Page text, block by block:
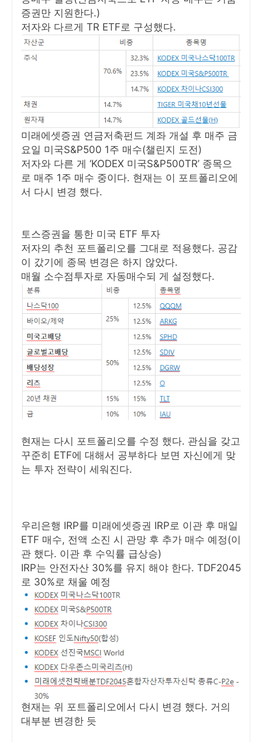
증권만 지원한다.)
저자와 다르게 TR ETF로 구성했다.
미래에셋증권 연금저축펀드 계좌 개설 후 매주 금
요일 미국S&P500 1주 매수(챌린지 도전)
저자와 다른 게 ‘KODEX 미국S&P500TR’ 종목으
로 매주 1주 매수 중이다. 현재는 이 포트폴리오에
서 다시 변경 했다.
토스증권을 통한 미국 ETF 투자
저자의 추천 포트폴리오를 그대로 적용했다. 공감
이 갔기에 종목 변경은 하지 않았다.
매월 소수점투자로 자동매수되 게 설정했다.
현재는 다시 포트폴리오를 수정 했다. 관심을 갖고
꾸준히 ETF에 대해서 공부하다 보면 자신에게 맞
는 투자 전략이 세워진다.
우리은행 IRP를 미래에셋증권 IRP로 이관 후 매일
ETF 매수, 전액 소진 시 관망 후 추가 매수 예정(이
관 했다. 이관 후 수익률 급상승)
IRP는 안전자산 30%를 유지 해야 한다. TDF2045
로 30%로 채울 예정
현재는 위 포트폴리오에서 다시 변경 했다. 거의
대부분 변경한 듯